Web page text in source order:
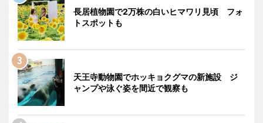
長居植物園で2万株の白いヒマワリ見頃 フォ
トスポットも
天王寺動物園でホッキョクグマの新施設 ジ
ャンプや泳ぐ姿を間近で観察も